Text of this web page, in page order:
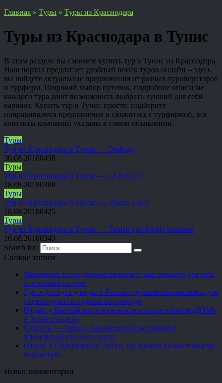
Главная » Туры » Туры из Краснодара
Туры из Краснодара в Тунис
В этом разделе вы сможете купить тур в Тунис из Краснодара.
Наш портал предлагает удобный поиск туров онлайн – здесь
вы найдете актуальные предложения от разных туроператоров
и турфирм. Широкий выбор путевок, подробное описание
каждого тура дают возможность выбрать лучший для себя
вариант. Купить тур в Тунис просто: подберите
понравившееся предложение и свяжитесь с турфирмой, все
контакты компаний указаны в самом объявлении.
Туры
Тур из Краснодара в Тунис — Энфида
30.08.20180438
Туры
Тур из Краснодара в Тунис — Le Khalife
18.08.20180388
Туры
Тур из Краснодара в Тунис — Тунис, Сусс
18.08.20180425
Туры
Тур из Краснодара в Тунис — Tunisia (no flight) Standard
16.08.20180343
Search for:
Свежие записи
Маврикий за пределами шезлонга: как открыть для себя
настоящий остров
Где отдохнуть у воды в России: лучшие направления для
перезагрузки и отдыха на природе
Отдых у Балтийского моря в апарт-отеле «АмстерДОМ»
в Зеленоградске
Суздаль — город с тысячелетней историей и
атмосферой русского уюта
Отдых в Подмосковье: место, где можно по-настоящему
выдохнуть
Новые комментарии